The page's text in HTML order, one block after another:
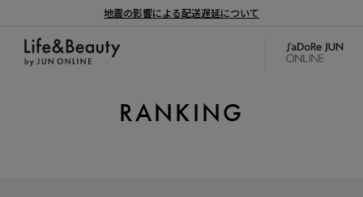
地震の影響による配送遅延について
RANKING